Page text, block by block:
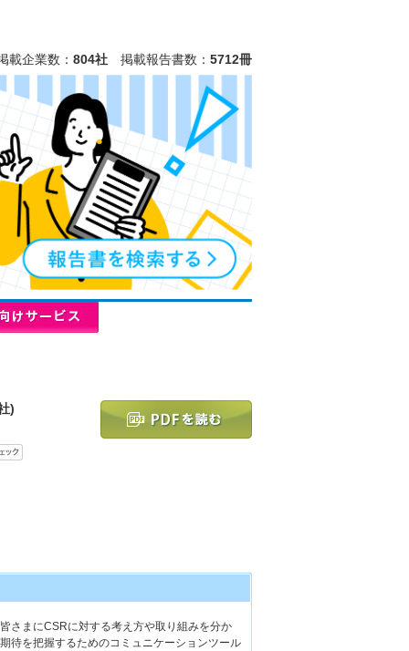
載企業数： 804社 掲載報告書数： 5712冊
)
まにCSRに対する考え方や取り組みを分か
待を把握するためのコミュニケーションツール